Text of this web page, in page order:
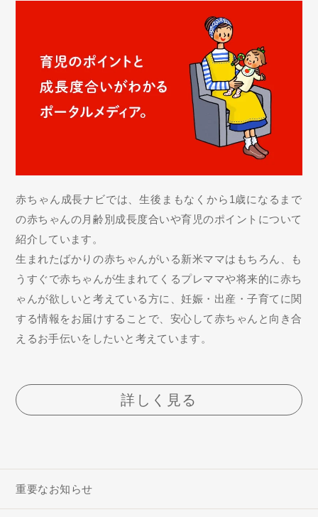
赤ちゃん成長ナビでは、生後まもなくから1歳になるまで
の赤ちゃんの月齢別成長度合いや育児のポイントについて
紹介しています。
生まれたばかりの赤ちゃんがいる新米ママはもちろん、も
うすぐで赤ちゃんが生まれてくるプレママや将来的に赤ち
ゃんが欲しいと考えている方に、妊娠・出産・子育てに関
する情報をお届けすることで、安心して赤ちゃんと向き合
えるお手伝いをしたいと考えています。
詳しく見る
重要なお知らせ